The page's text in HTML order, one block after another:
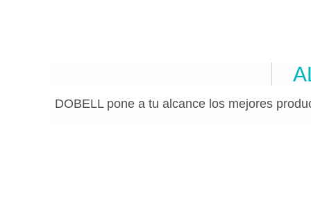
DOBELL pone a tu alcance los mejores